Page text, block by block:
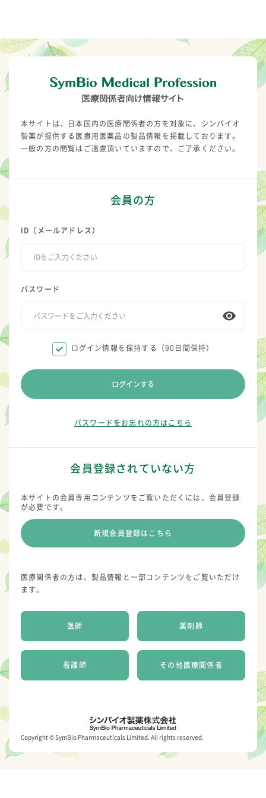
本サイトは、日本国内の医療関係者の方を対象に、シンバイオ
製薬が提供する医療用医薬品の製品情報を掲載しております。
一般の方の閲覧はご遠慮頂いていますので、ご了承ください。
会員の方
ID（メールアドレス）
パスワード
ログイン情報を保持する（90日間保持）
ログインする
パスワードをお忘れの方はこちら
会員登録されていない方
本サイトの会員専用コンテンツをご覧いただくには、会員登録
が必要です。
新規会員登録はこちら
医療関係者の方は、製品情報と一部コンテンツをご覧いただけ
ます。
医師 薬剤師
看護師 その他医療関係者
Copyright © SymBio Pharmaceuticals Limited. All rights reserved.